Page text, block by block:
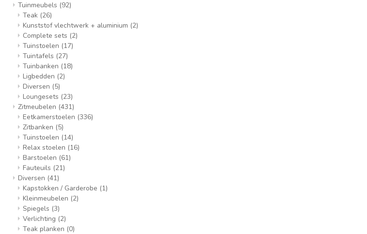
Tuinmeubels (92)
Teak (26)
Kunststof vlechtwerk + aluminium (2)
Complete sets (2)
Tuinstoelen (17)
Tuintafels (27)
Tuinbanken (18)
Ligbedden (2)
Diversen (5)
Loungesets (23)
Zitmeubelen (431)
Eetkamerstoelen (336)
Zitbanken (5)
Tuinstoelen (14)
Relax stoelen (16)
Barstoelen (61)
Fauteuils (21)
Diversen (41)
Kapstokken / Garderobe (1)
Kleinmeubelen (2)
Spiegels (3)
Verlichting (2)
Teak planken (0)